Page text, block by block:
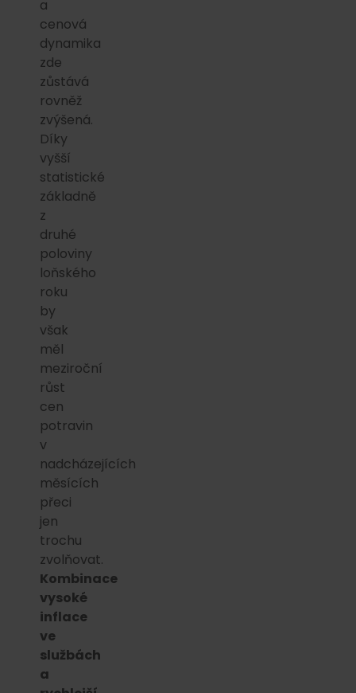
a
cenová
dynamika
zde
zůstává
rovněž
zvýšená.
Díky
vyšší
statistické
základně
z
druhé
poloviny
loňského
roku
by
však
měl
meziroční
růst
cen
potravin
v
nadcházejících
měsících
přeci
jen
trochu
zvolňovat.
Kombinace
vysoké
inflace
ve
službách
a